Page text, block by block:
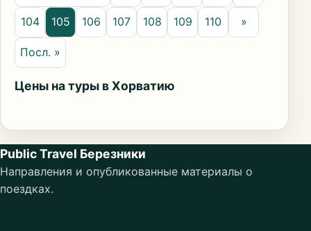
104 105 106 107 108 109 110 »
Посл. »
Цены на туры в Хорватию
Public Travel Березники
Направления и опубликованные материалы о
поездках.